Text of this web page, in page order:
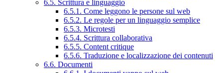
6.5. Scrittura e linguaggio
6.5.1. Come leggono le persone sul web
6.5.2. Le regole per un linguaggio semplice
6.5.3. Microtesti
6.5.4. Scrittura collaborativa
6.5.5. Content critique
6.5.6. Traduzione e localizzazione dei contenuti
6.6. Documenti